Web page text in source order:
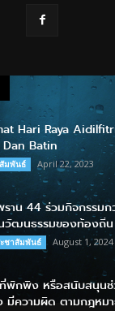
Hari Raya
Batin
มพันธ์ April 22, 2023
ราน 44 ร่วมกิจกรรม
วัฒนธรรมของท้องถิ่น
ชาสัมพันธ์ August 1, 2024
ที่พักพิง หรือสนับสนุนช่
มีความผิด ตามกฎหม